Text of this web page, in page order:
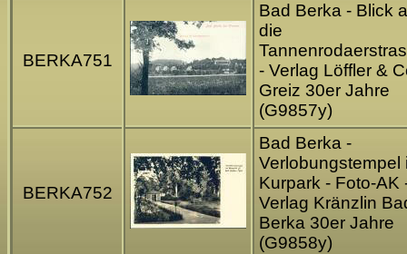
BERKA751
Bad Berka - Blick
die
- Verlag Löffler &
Greiz 30er Jahre
(G9857y)
BERKA752
Bad Berka -
Verlobungstempel
Kurpark - Foto-AK
Verlag Kränzlin
Berka 30er Jahre
(G9858y)